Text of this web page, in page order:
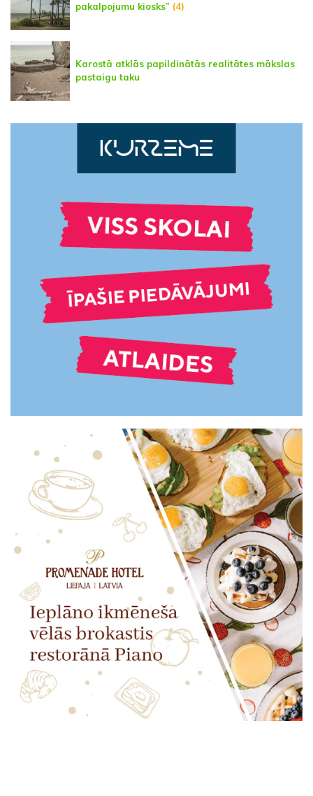
pakalpojumu kiosks” (4)
Karostā atklās papildinātās realitātes mākslas
pastaigu taku